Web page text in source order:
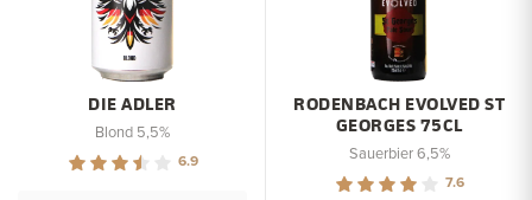
DIE ADLER
Blond 5,5%
6.9
RODENBACH EVOLVED ST
GEORGES 75CL
Sauerbier 6,5%
7.6